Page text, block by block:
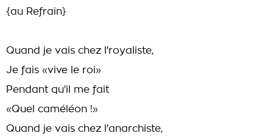
{au Refrain}
Quand je vais chez l'royaliste,
Je fais «vive le roi»
Pendant qu'il me fait
«Quel caméléon !»
Quand je vais chez l'anarchiste,